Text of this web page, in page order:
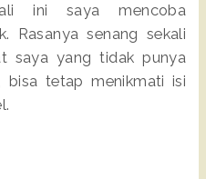
ini saya mencoba
Rasanya senang sekali
saya yang tidak punya
bisa tetap menikmati isi